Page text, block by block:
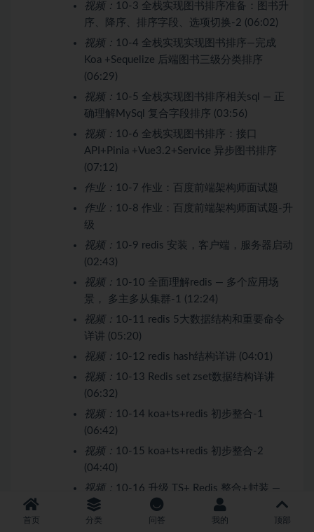
视频： 10-3 全栈实现图书排序准备：图书升
序、降序、排序字段、选项切换-2 (06:02)
视频： 10-4 全栈实现实现图书排序—完成
Koa +Sequelize 后端图书三级分类排序
(06:29)
视频： 10-5 全栈实现图书排序相关sql — 正
确理解MySql 复合字段排序 (03:56)
视频： 10-6 全栈实现图书排序：接口
API+Pinia +Vue3.2+Service 异步图书排序
(07:12)
作业： 10-7 作业：百度前端架构师面试题
作业： 10-8 作业：百度前端架构师面试题-升
级
视频： 10-9 redis 安装，客户端，服务器启动
(02:43)
视频： 10-10 全面理解redis — 多个应用场
景， 多主多从集群-1 (12:24)
视频： 10-11 redis 5大数据结构和重要命令
详讲 (05:20)
视频： 10-12 redis hash结构详讲 (04:01)
视频： 10-13 Redis set zset数据结构详讲
(06:32)
视频： 10-14 koa+ts+redis 初步整合-1
(06:42)
视频： 10-15 koa+ts+redis 初步整合-2
(04:40)
视频： 10-16 升级 TS+ Redis 整合+封装 —
TS+Koa 分层 Redis (07:24)
视频：
10-17 Redis 全面应用—TS + Redis +
首页 分类 问答 我的 顶部